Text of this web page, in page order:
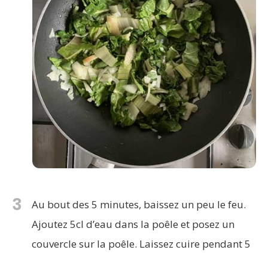
3
Au bout des 5 minutes, baissez un peu le feu.
Ajoutez 5cl d’eau dans la poêle et posez un
couvercle sur la poêle. Laissez cuire pendant 5